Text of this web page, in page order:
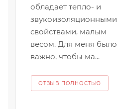
обладает тепло- и
звукоизоляционными
свойствами, малым
весом. Для меня было
важно, чтобы ма...
ОТЗЫВ ПОЛНОСТЬЮ